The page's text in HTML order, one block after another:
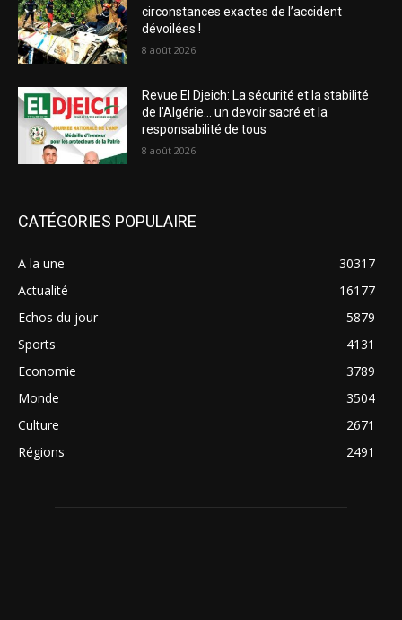
circonstances exactes de l’accident
dévoilées !
8 août 2026
Revue El Djeich: La sécurité et la stabilité
de l’Algérie… un devoir sacré et la
responsabilité de tous
8 août 2026
CATÉGORIES POPULAIRE
A la une
30317
Actualité
16177
Echos du jour
5879
Sports
4131
Economie
3789
Monde
3504
Culture
2671
Régions
2491